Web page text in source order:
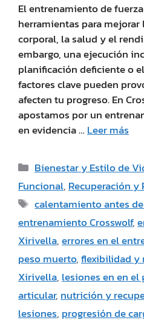
El entrenamiento de
herramientas para
corporal, la salud y el
embargo, una ejecución
planificación deficiente o
factores clave pueden
afecten tu progreso. En
apostamos por un
en evidencia … Leer más
Bienestar y Estilo de
Funcional, Recuperación y
calentamiento antes
entrenamiento Crosswolf,
Xirivella,errores en el
peso muerto,flexibilidad y
Xirivella, lesiones en en el
articular, nutrición y
lesiones, progresión de